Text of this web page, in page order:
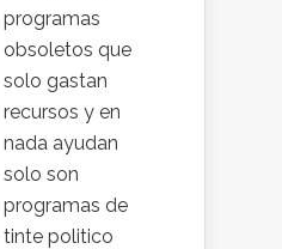
programas
obsoletos que
solo gastan
recursos y en
nada ayudan
solo son
programas de
tinte politico